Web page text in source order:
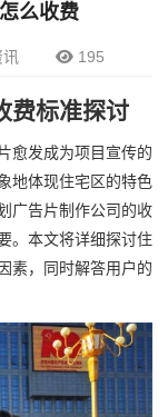
么收费
讯 195
费标准探讨
愈发成为项目宣传的
地体现住宅区的特色
广告片制作公司的收
。本文将详细探讨住
素，同时解答用户的